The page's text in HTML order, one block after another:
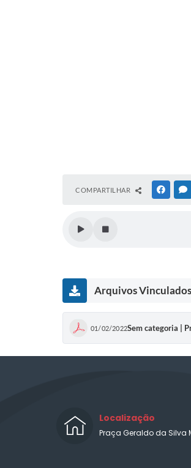
COMPARTILHAR
Arquivos Vinculados
01/02/2022Sem categoria |
Localização
Praça Geraldo da Silva